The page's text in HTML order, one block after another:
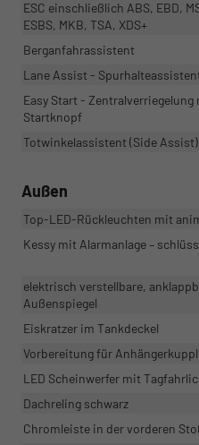
ESC einschließlich ABS, EBD,
ESBS, MKB, TSA, XDS+
Berganfahrassistent
Lane Assist -
Easy Start -
Startknopf
Totwinkelassistent (Side Assist)
Außen
Top-LED-Rückleuchten mit
Kessy mit Alarmanlage –
elektrisch verstellbare,
Außenspiegel
Eiskratzer im Tankdeckel
Vorbereitung für
LED Scheinwerfer mit
Dachreling schwarz
Chromleiste in der vorderen